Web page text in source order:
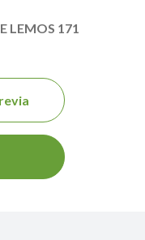
LEMOS 171